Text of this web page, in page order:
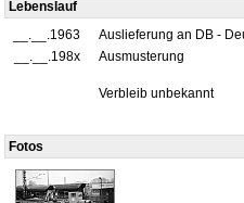
Lebenslauf
__.__.1963
Auslieferung an DB -
__.__.198x
Ausmusterung
Verbleib unbekannt
Fotos